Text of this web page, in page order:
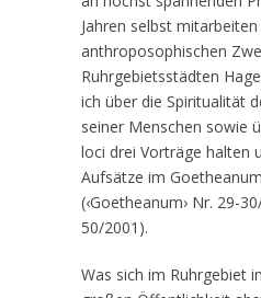
Jahren selbst
anthroposophischen
Ruhrgebietsstädten
ich über die Spiritualität
seiner Menschen sowie
loci drei Vorträge halten
Aufsätze im
(‹Goetheanum› Nr. 29-
50/2001).
Was sich im Ruhrgebiet